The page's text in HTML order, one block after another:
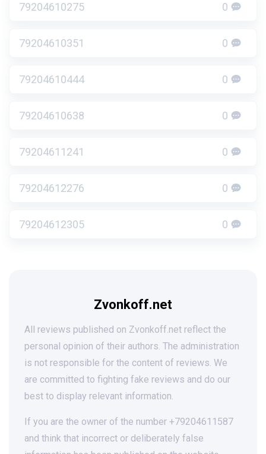
79204610275 0
79204610351 0
79204610444 0
79204610638 0
79204611241 0
79204612276 0
79204612305 0
Zvonkoff.net
All reviews published on Zvonkoff.net reflect the
personal opinion of their authors. The administration
is not responsible for the content of reviews. We
are committed to fighting fake reviews and do our
best to display relevant information.
If you are the owner of the number +79204611587
and think that incorrect or deliberately false